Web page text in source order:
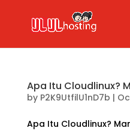
Apa Itu Cloudlinux?
by P2K9UtfilU1nD7b |
Apa Itu Cloudlinux?